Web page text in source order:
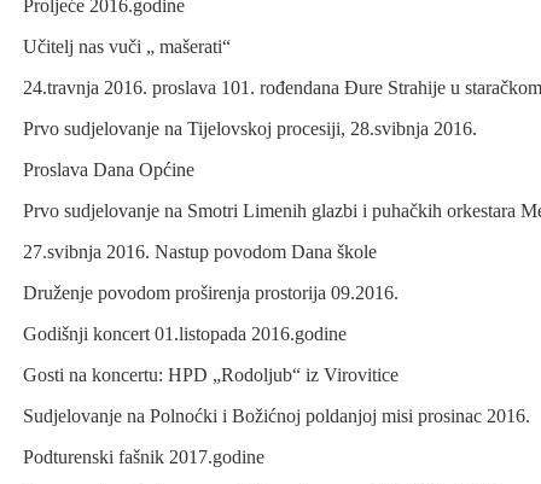
Proljeće
Učitelj nas vuči „ mašerati“
24.travnja 2016. proslava 101. rođendana Đure Strahije u
Prvo sudjelovanje na Tijelovskoj procesiji, 28.svibnja 2016.
Proslava Dana Općine
Prvo sudjelovanje na Smotri Limenih glazbi i puhačkih orkestara
27.svibnja 2016. Nastup povodom Dana škole
Druženje povodom proširenja prostorija 09.2016.
Godišnji koncert 01.listopada 2016.godine
Gosti na koncertu: HPD „Rodoljub“ iz Virovitice
Sudjelovanje na Polnoćki i Božićnoj poldanjoj misi prosinac 2016.
Podturenski fašnik 2017.godine